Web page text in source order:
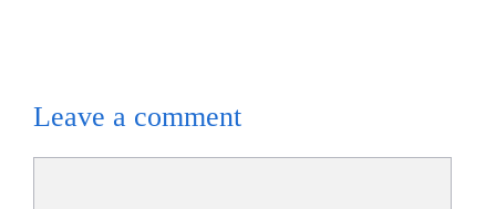
Leave a comment